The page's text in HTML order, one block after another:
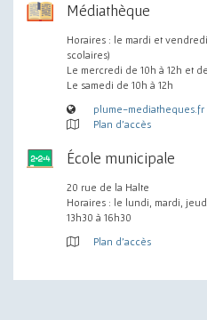
Médiathèque
Horaires : le mardi et
scolaires)
Le mercredi de 10h à 12h et
Le samedi de 10h à 12h
plume-mediatheques.fr
Plan d'accès
École municipale
20 rue de la Halte
Horaires : le lundi, mardi,
13h30 à 16h30
Plan d'accès